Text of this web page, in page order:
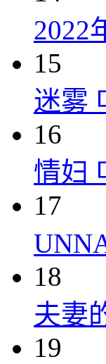
2022
15
迷雾
16
情妇
17
18
夫妻
19